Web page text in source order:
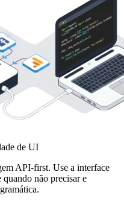
de UI
API-first. Use a interface
não precisar e